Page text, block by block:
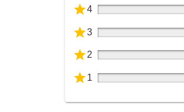
4
3
2
1